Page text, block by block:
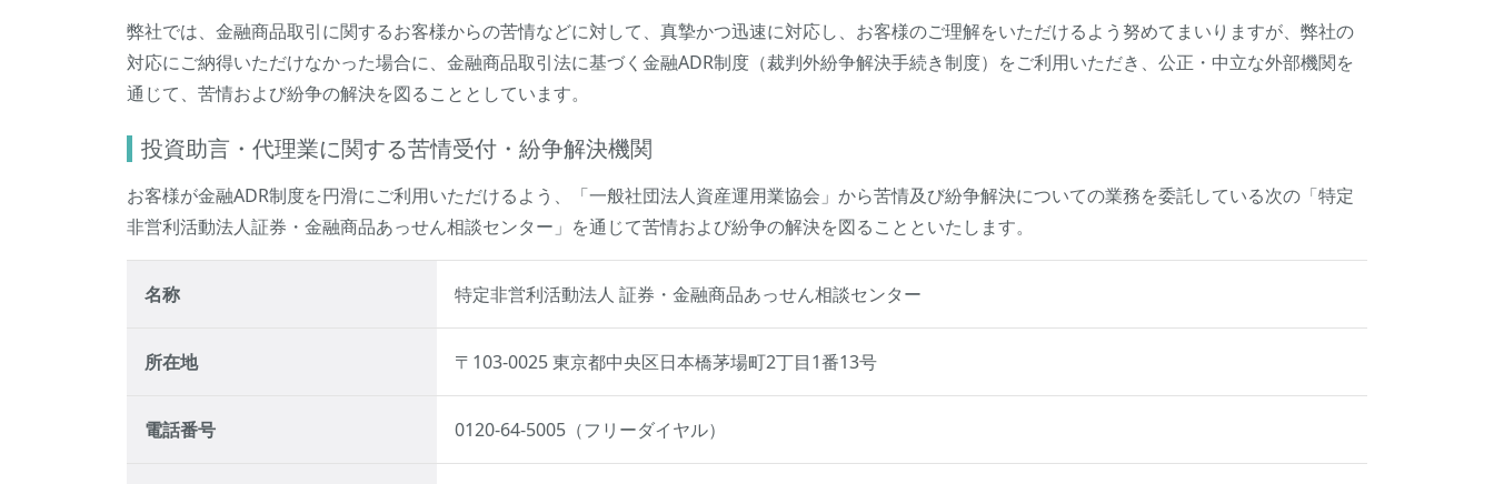
弊社では、金融商品取引に関するお客様からの苦情などに対して、真摯かつ迅速に対応し、お客様のご理解をいただけるよう努めてまいりますが、弊社の
対応にご納得いただけなかった場合に、金融商品取引法に基づく金融ADR制度（裁判外紛争解決手続き制度）をご利用いただき、公正・中立な外部機関を
通じて、苦情および紛争の解決を図ることとしています。
投資助言・代理業に関する苦情受付・紛争解決機関
お客様が金融ADR制度を円滑にご利用いただけるよう、「一般社団法人資産運用業協会」から苦情及び紛争解決についての業務を委託している次の「特定
非営利活動法人証券・金融商品あっせん相談センター」を通じて苦情および紛争の解決を図ることといたします。
名称 特定非営利活動法人 証券・金融商品あっせん相談センター
所在地 〒103-0025 東京都中央区日本橋茅場町2丁目1番13号
電話番号 0120-64-5005（フリーダイヤル）